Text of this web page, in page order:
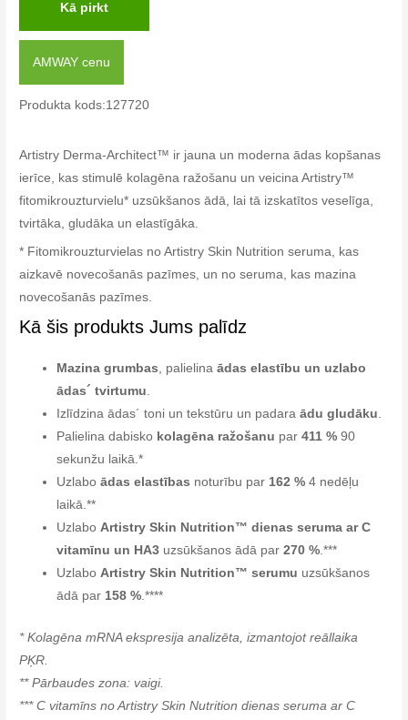
Kā pirkt
AMWAY cenu
Produkta kods:127720
Artistry Derma-Architect™ ir jauna un moderna ādas kopšanas
ierīce, kas stimulē kolagēna ražošanu un veicina Artistry™
fitomikrouzturvielu* uzsūkšanos ādā, lai tā izskatītos veselīga,
tvirtāka, gludāka un elastīgāka.
* Fitomikrouzturvielas no Artistry Skin Nutrition seruma, kas
aizkavē novecošanās pazīmes, un no seruma, kas mazina
novecošanās pazīmes.
Kā šis produkts Jums palīdz
Mazina grumbas, palielinaādas elastību un uzlabo
ādas´ tvirtumu.
Izlīdzina ādas´ toni un tekstūru un padaraādu gludāku.
Palielina dabisko kolagēna ražošanu par411 % 90
sekunžu laikā.*
Uzlaboādas elastības noturību par 162 % 4 nedēļu
laikā.**
UzlaboArtistry Skin Nutrition™ dienas seruma ar C
vitamīnu un HA3 uzsūkšanos ādā par270 %.***
UzlaboArtistry Skin Nutrition™ serumu uzsūkšanos
ādā par 158 %.****
* Kolagēna mRNA ekspresija analizēta, izmantojot reāllaika
PĶR.
** Pārbaudes zona: vaigi.
*** C vitamīns no Artistry Skin Nutrition dienas seruma ar C